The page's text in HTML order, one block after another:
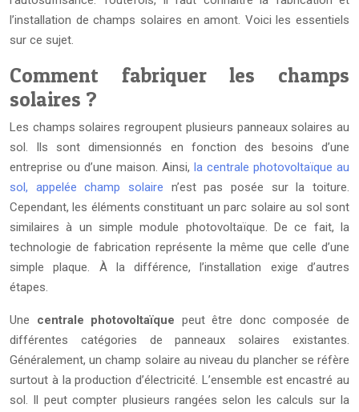
l’installation de champs solaires en amont. Voici les essentiels
sur ce sujet.
Comment fabriquer les champs
solaires ?
Les champs solaires regroupent plusieurs panneaux solaires au
sol. Ils sont dimensionnés en fonction des besoins d’une
entreprise ou d’une maison. Ainsi, la centrale photovoltaïque au
sol, appelée champ solaire n’est pas posée sur la toiture.
Cependant, les éléments constituant un parc solaire au sol sont
similaires à un simple module photovoltaïque. De ce fait, la
technologie de fabrication représente la même que celle d’une
simple plaque. À la différence, l’installation exige d’autres
étapes.
Une centrale photovoltaïque peut être donc composée de
différentes catégories de panneaux solaires existantes.
Généralement, un champ solaire au niveau du plancher se réfère
surtout à la production d’électricité. L’ensemble est encastré au
sol. Il peut compter plusieurs rangées selon les calculs sur la